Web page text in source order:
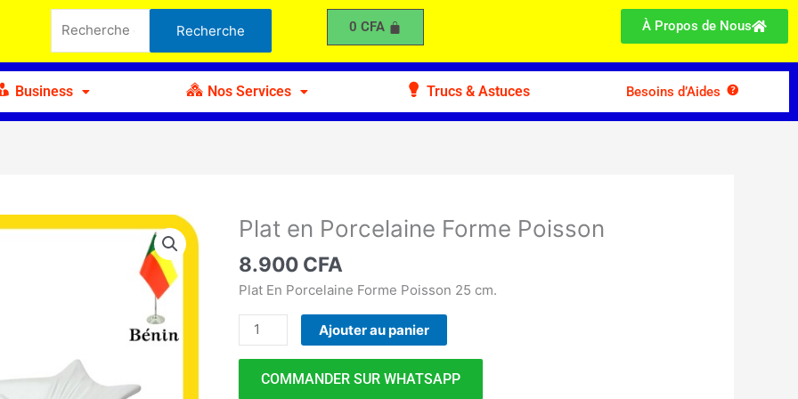
pour :
Recherche 0 CFA À Propos de Nous
Business Nos Services Trucs & Astuces Besoins d’Aides
Plat en Porcelaine Forme Poisson
8.900 CFA
Plat En Porcelaine Forme Poisson 25 cm.
quantité
Plat
en
Forme
Ajouter au panier
COMMANDER SUR WHATSAPP
Poisson